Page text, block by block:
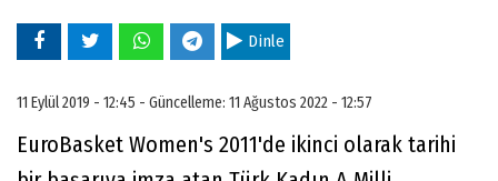
Biyografiler
Dinle
11 Eylül 2019 - 12:45 - Güncelleme: 11 Ağustos 2022 - 12:57
EuroBasket Women's 2011'de ikinci olarak tarihi